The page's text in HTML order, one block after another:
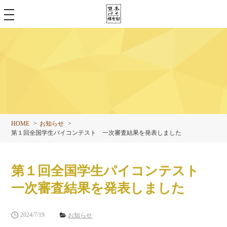
toggle
navigation
HOME
お知らせ
第１回全国学生パイコンテスト 一次審査結果を発表しました
第１回全国学生パイコンテスト
一次審査結果を発表しました
2024/7/19 お知らせ